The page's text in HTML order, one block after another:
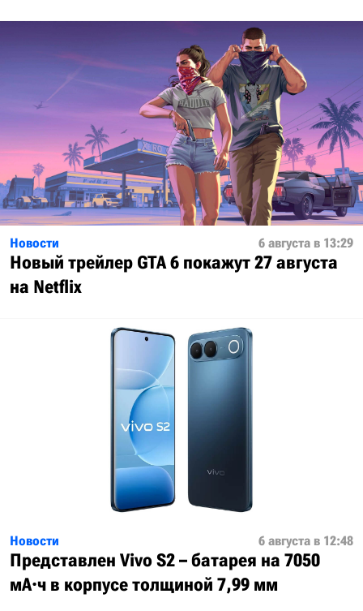
Новости 6 августа в 13:29
Новый трейлер GTA 6 покажут 27 августа
на Netflix
Новости 6 августа в 12:48
Представлен Vivo S2 – батарея на 7050
мА·ч в корпусе толщиной 7,99 мм